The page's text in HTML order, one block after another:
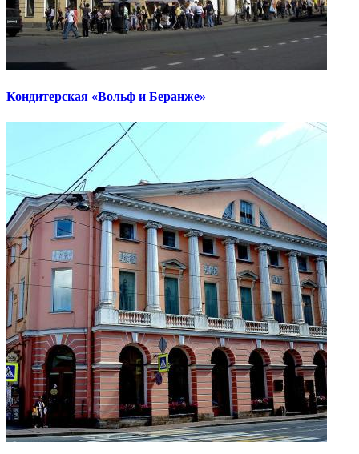
Кондитерская «Вольф и Беранже»